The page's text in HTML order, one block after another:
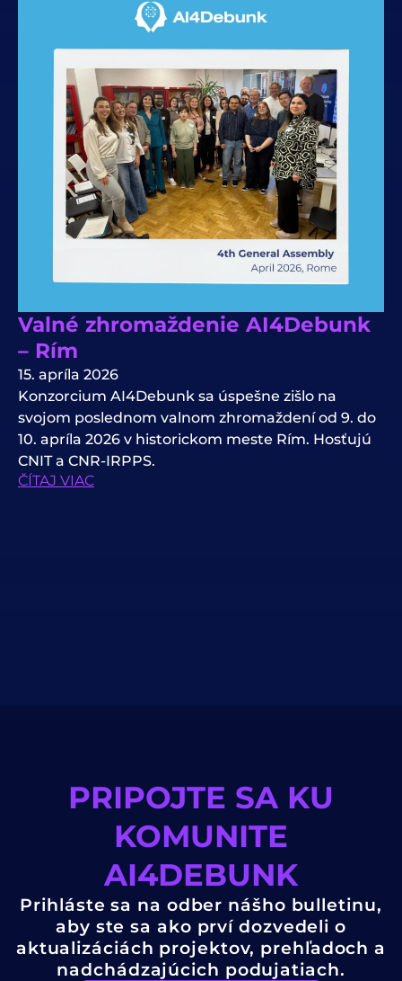
Valné zhromaždenie AI4Debunk
– Rím
15. apríla 2026
Konzorcium AI4Debunk sa úspešne zišlo na
svojom poslednom valnom zhromaždení od 9. do
10. apríla 2026 v historickom meste Rím. Hosťujú
CNIT a CNR-IRPPS.
ČÍTAJ VIAC
PRIPOJTE SA KU
KOMUNITE
AI4DEBUNK
Prihláste sa na odber nášho bulletinu,
aby ste sa ako prví dozvedeli o
aktualizáciách projektov, prehľadoch a
nadchádzajúcich podujatiach.